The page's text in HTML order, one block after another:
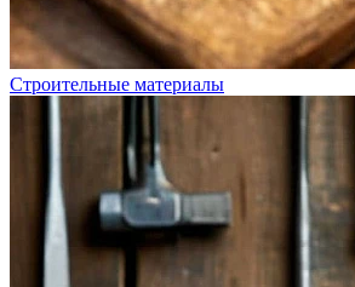
Строительные материалы